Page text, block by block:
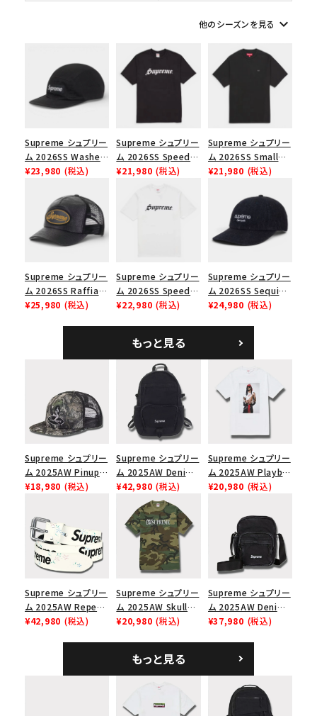
価格から探す
円
在庫のない商品を表示する
絞り込んで検索する
他のシーズンを見る keyboard_arrow_down
Supreme シュプリー
ム 2026SS Washed
Chino Twill Camp
ノツイル キャンプキャ
ップ ブラック
¥23,980 (税込)
Supreme シュプリー
ム 2026SS Speed
Tee スピードTシャツ
¥21,980 (税込)
Supreme シュプリー
ム 2026SS Small
Box Tee スモールボ
¥21,980 (税込)
Supreme シュプリー
ム 2026SS Raffia
Mesh Back 5-Panel
¥25,980 (税込)
Supreme シュプリー
ム 2026SS Speed
Tee スピードTシャツ
¥22,980 (税込)
Supreme シュプリー
ム 2026SS Sequin
Denim Classic
シックロゴ 6パネルキ
ャップ ブラック
¥24,980 (税込)
もっと見る
Supreme シュプリー
ム 2025AW Pinup
Mesh Back 5-Panel
ュバック 5パネルキャ
ップ トゥルーティン
バーHTC フォールカ
¥18,980 (税込)
Supreme シュプリー
ム 2025AW Denim
Backpack デニム バ
ックパック ブラック
¥42,980 (税込)
Supreme シュプリー
ム 2025AW Playboi
Carti Tee プレイボ
¥20,980 (税込)
Supreme シュプリー
ム 2025AW Repeat
Leather Belt リピー
¥42,980 (税込)
Supreme シュプリー
ム 2025AW Skull
Tee スカル Tシャ
¥20,980 (税込)
Supreme シュプリー
ム 2025AW Denim
Shoulder Bag デニ
¥37,980 (税込)
もっと見る